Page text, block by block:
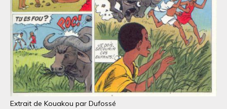
Extrait de Kouakou par Dufossé